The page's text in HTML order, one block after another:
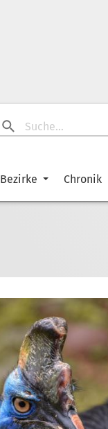
Bezirke Chronik